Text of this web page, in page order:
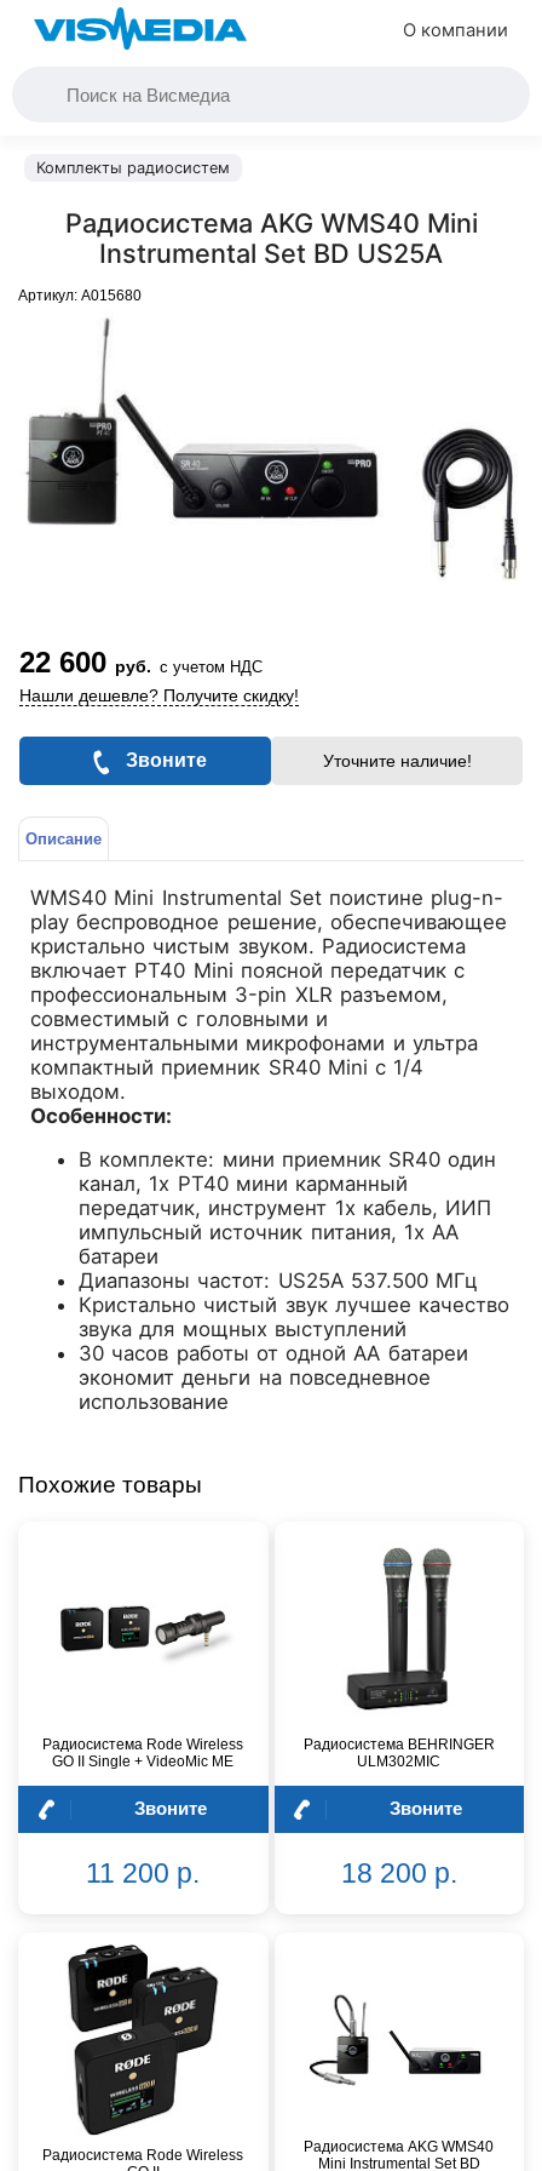
О компании
Комплекты радиосистем
Радиосистема AKG WMS40 Mini
Instrumental Set BD US25A
Артикул: A015680
22 600 руб. с учетом НДС
Нашли дешевле? Получите скидку!
Звоните Уточните наличие!
Описание
WMS40 Mini Instrumental Set поистине plug-n-
play беспроводное решение, обеспечивающее
кристально чистым звуком. Радиосистема
включает PT40 Mini поясной передатчик с
профессиональным 3-pin XLR разъемом,
совместимый с головными и
инструментальными микрофонами и ультра
компактный приемник SR40 Mini с 1/4
выходом.
Особенности:
В комплекте: мини приемник SR40 один
канал, 1х PT40 мини карманный
передатчик, инструмент 1x кабель, ИИП
импульсный источник питания, 1x АА
батареи
Диапазоны частот: US25A 537.500 МГц
Кристально чистый звук лучшее качество
звука для мощных выступлений
30 часов работы от одной АА батареи
экономит деньги на повседневное
использование
Похожие товары
Радиосистема Rode Wireless
GO II Single + VideoMic ME
Звоните
11 200 р.
Радиосистема BEHRINGER
ULM302MIC
Звоните
18 200 р.
Радиосистема Rode Wireless
Радиосистема AKG WMS40
Mini Instrumental Set BD